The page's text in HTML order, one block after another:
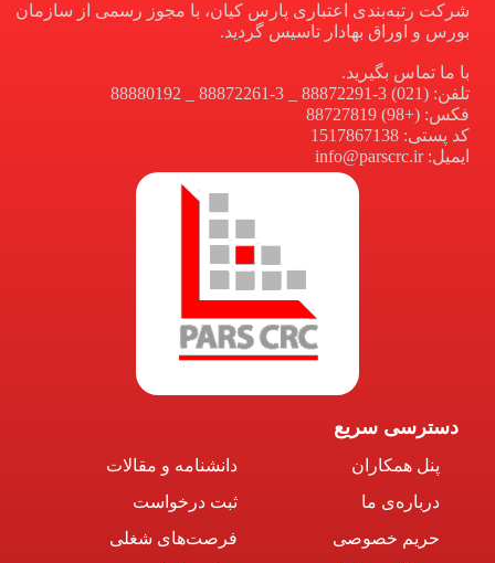
شرکت رتبه‌بندی اعتباری پارس کیان، با مجوز رسمی از سازمان
بورس و اوراق بهادار تاسیس گردید.
با ما تماس بگیرید.
تلفن: (021) 3-88872291 _ 3-88872261 _ 88880192
فکس: (+98) 88727819
کد پستی: 1517867138
ایمیل: info@parscrc.ir
دسترسی سریع
پنل همکاران
درباره‌ی ما
حریم خصوصی
دانشنامه و مقالات
ثبت درخواست
فرصت‌های شغلی